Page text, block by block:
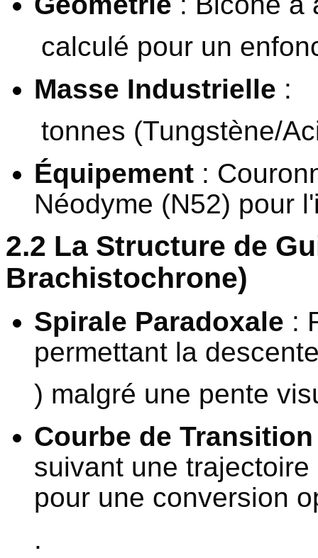
calculé pour un
Masse Industrielle :
tonnes (Tungstène/
Équipement :
Néodyme (N52) pour
2.2 La Structure de
Brachistochrone)
Spirale Paradoxale :
permettant la
) malgré une pente
Courbe de Transition
suivant une
pour une conversion
.